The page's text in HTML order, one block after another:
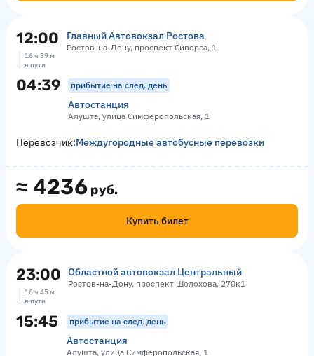
12:00 Главный Автовокзал Ростова
Ростов-на-Дону, проспект Сиверса, 1
16 ч 39 м
в пути
04:39 прибытие на след. день
Автостанция
Алушта, улица Симферопольская, 1
≈ 4236 руб.
Купить билет
Перевозчик:Междугородные автобусные перевозки
23:00 Областной автовокзал Центральный
Ростов-на-Дону, проспект Шолохова, 270к1
16 ч 45 м
в пути
15:45 прибытие на след. день
Автостанция
Алушта, улица Симферопольская, 1